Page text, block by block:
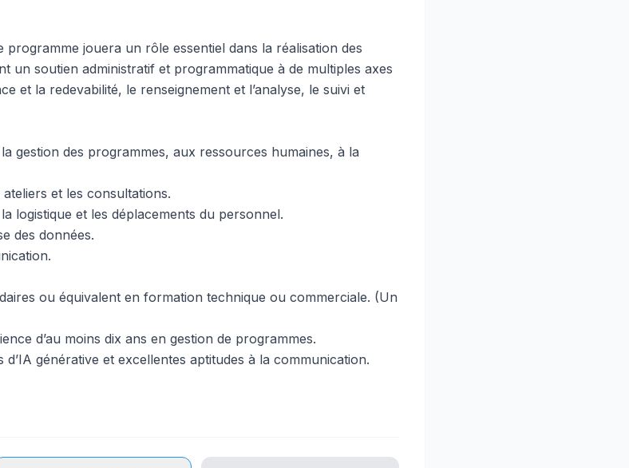
programme jouera un rôle essentiel dans la réalisation des
un soutien administratif et programmatique à de multiples axes
et la redevabilité, le renseignement et l’analyse, le suivi et
gestion des programmes, aux ressources humaines, à la
et les consultations.
logistique et les déplacements du personnel.
des données.
ou équivalent en formation technique ou commerciale. (Un
d’au moins dix ans en gestion de programmes.
générative et excellentes aptitudes à la communication.